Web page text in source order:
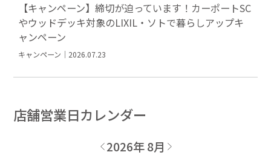
【キャンペーン】締切が迫っています！カーポートSC
やウッドデッキ対象のLIXIL・ソトで暮らしアップキ
ャンペーン
キャンペーン｜2026.07.23
店舗営業日カレンダー
2026年 8月